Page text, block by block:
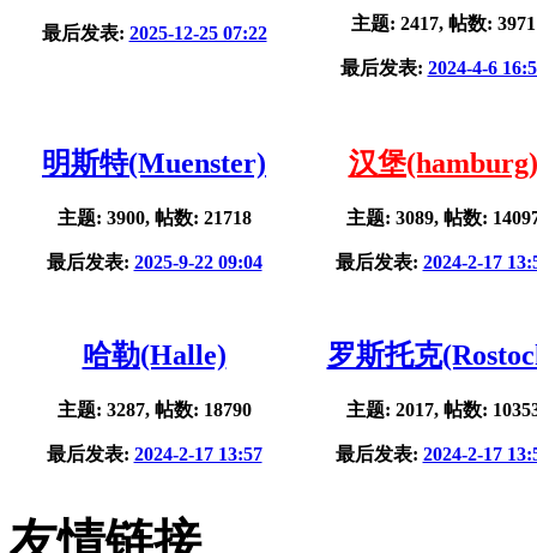
最后发表: 2025-12-25 07:22 主题: 2417, 帖数: 3971
最后发表: 2024-4-6
明斯特(Muenster)
主题: 3900, 帖数: 21718
最后发表: 2025-9-22 09:04
汉堡(hamburg)
主题: 3089, 帖数:
最后发表: 2024-2-17
哈勒(Halle)
主题: 3287, 帖数: 18790
最后发表: 2024-2-17 13:57
罗斯托克
主题: 2017, 帖数:
最后发表: 2024-2-17
友情链接